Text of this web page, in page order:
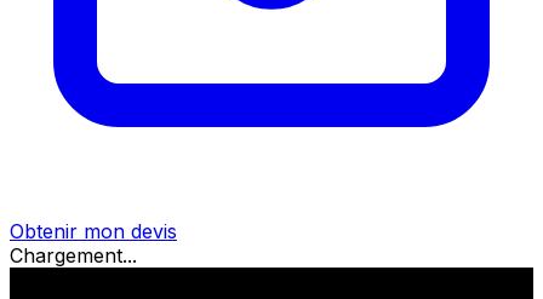
Obtenir mon devis
Chargement...